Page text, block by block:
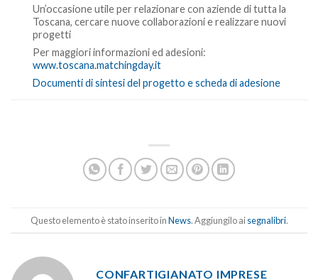
Un’occasione utile per relazionare con aziende di tutta la
Toscana, cercare nuove collaborazioni e realizzare nuovi
progetti
Per maggiori informazioni ed adesioni:
www.toscana.matchingday.it
Documenti di sintesi del progetto e scheda di adesione
Questo elemento è stato inserito inNews. Aggiungilo aisegnalibri.
CONFARTIGIANATO IMPRESE